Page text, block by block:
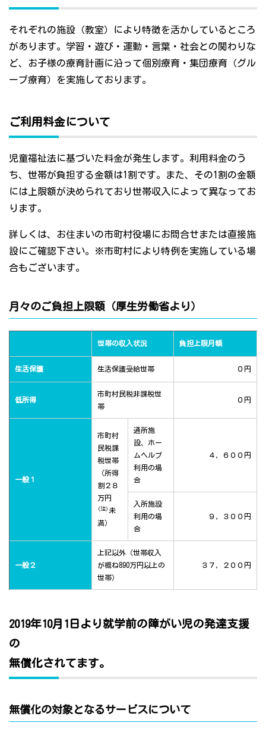
それぞれの施設（教室）により特徴を活かしているところ
があります。学習・遊び・運動・言葉・社会との関わりな
ど、お子様の療育計画に沿って個別療育・集団療育（グル
ープ療育）を実施しております。
ご利用料金について
児童福祉法に基づいた料金が発生します。利用料金のう
ち、世帯が負担する金額は1割です。また、その1割の金額
には上限額が決められており世帯収入によって異なってお
ります。
詳しくは、お住まいの市町村役場にお問合せまたは直接施
設にご確認下さい。※市町村により特例を実施している場
合もございます。
月々のご負担上限額（厚生労働省より）
世帯の収入状況 負担上限月額
生活保護 生活保護受給世帯 ０円
低所得
市町村民税非課税世
帯
０円
一般１
市町村
民税課
税世帯
（所得
割２８
万円
(注) 未
満）
通所施
設、ホー
ムヘルプ
利用の場
合
４，６００円
入所施設
利用の場
合
９，３００円
一般２
上記以外（世帯収入
が概ね890万円以上の
世帯）
３７，２００円
2019年10月1日より就学前の障がい児の発達支援
の
無償化されてます。
無償化の対象となるサービスについて